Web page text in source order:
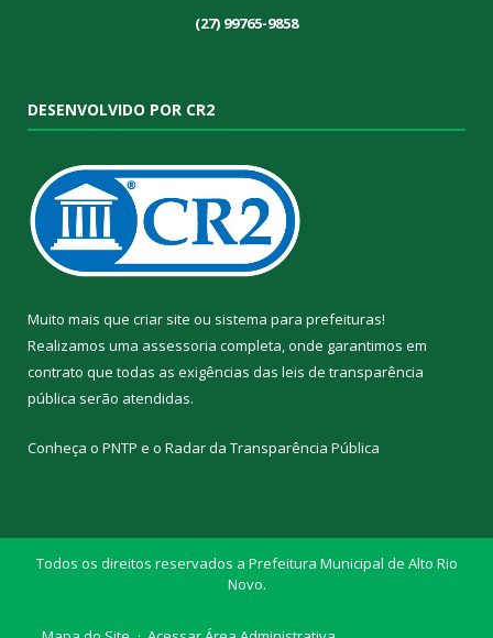
(27) 99765-9858
DESENVOLVIDO POR CR2
Muito mais que criar site ou sistema para prefeituras!
Realizamos uma assessoria completa, onde garantimos em
contrato que todas as exigências das leis de transparência
pública serão atendidas.
Conheça o PNTP e o Radar da Transparência Pública
Todos os direitos reservados a Prefeitura Municipal de Alto Rio
Novo.